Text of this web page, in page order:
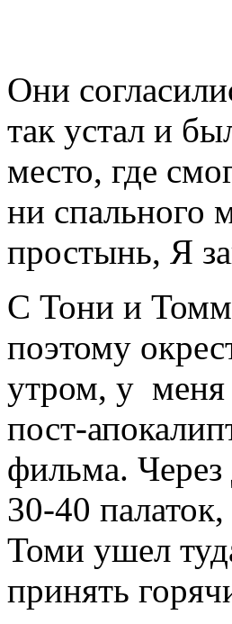
Они
так устал и
место, где
ни спального
простынь, Я
С Тони и
поэтому
утром, у меня
пост-
фильма. Через
30-40
Томи ушел
принять